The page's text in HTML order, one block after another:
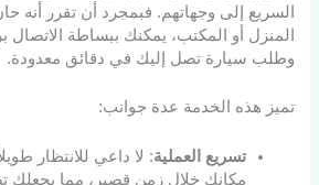
السريع إلى وجهاتهم. فبمجرد أن تقرر أنه
وطلب سيارة تصل إليك في دقائق معدودة.
تميز هذه الخدمة عدة جوانب:
تسريع العملية: لا داعي للانتظار
مكانك خلال زمن قصير، مما